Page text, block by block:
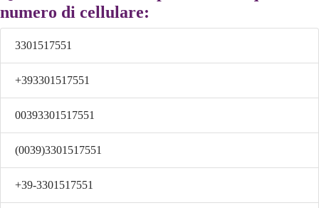
numero di cellulare:
3301517551
+393301517551
00393301517551
(0039)3301517551
+39-3301517551